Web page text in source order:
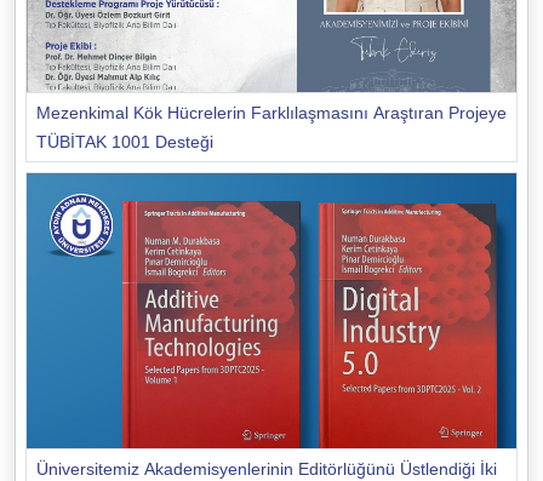
Mezenkimal Kök Hücrelerin Farklılaşmasını Araştıran Projeye
TÜBİTAK 1001 Desteği
Üniversitemiz Akademisyenlerinin Editörlüğünü Üstlendiği İki